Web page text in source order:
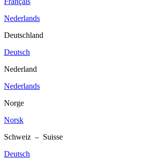
Nederlands
Deutschland
Deutsch
Nederland
Nederlands
Norge
Norsk
Schweiz – Suisse
Deutsch